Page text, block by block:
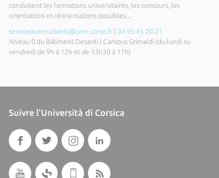
conduisent les formations universitaires, les concours, les
orientations et réorientations possibles...
serviceauxetudiants@univ-corse.fr| 04 95 45 00 21
Niveau 0 du Bâtiment Desanti | Campus Grimaldi (du lundi au
vendredi de 9h à 12h et de 13h30 à 17h)
Suivre l'Università di Corsica